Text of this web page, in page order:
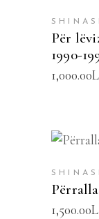
Për
1990-
1,000.00L
1,500.00L